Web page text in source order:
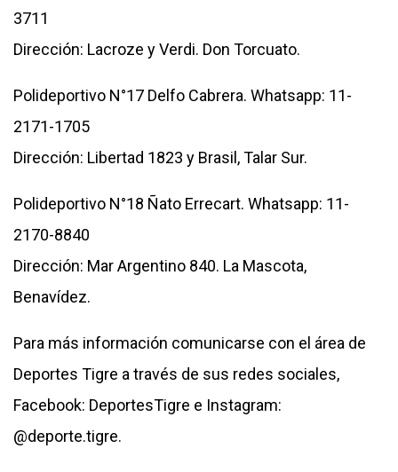
3711
Dirección: Lacroze y Verdi. Don Torcuato.
Polideportivo N°17 Delfo Cabrera. Whatsapp: 11-
2171-1705
Dirección: Libertad 1823 y Brasil, Talar Sur.
Polideportivo N°18 Ñato Errecart. Whatsapp: 11-
2170-8840
Dirección: Mar Argentino 840. La Mascota,
Benavídez.
Para más información comunicarse con el área de
Deportes Tigre a través de sus redes sociales,
Facebook: DeportesTigre e Instagram:
@deporte.tigre.